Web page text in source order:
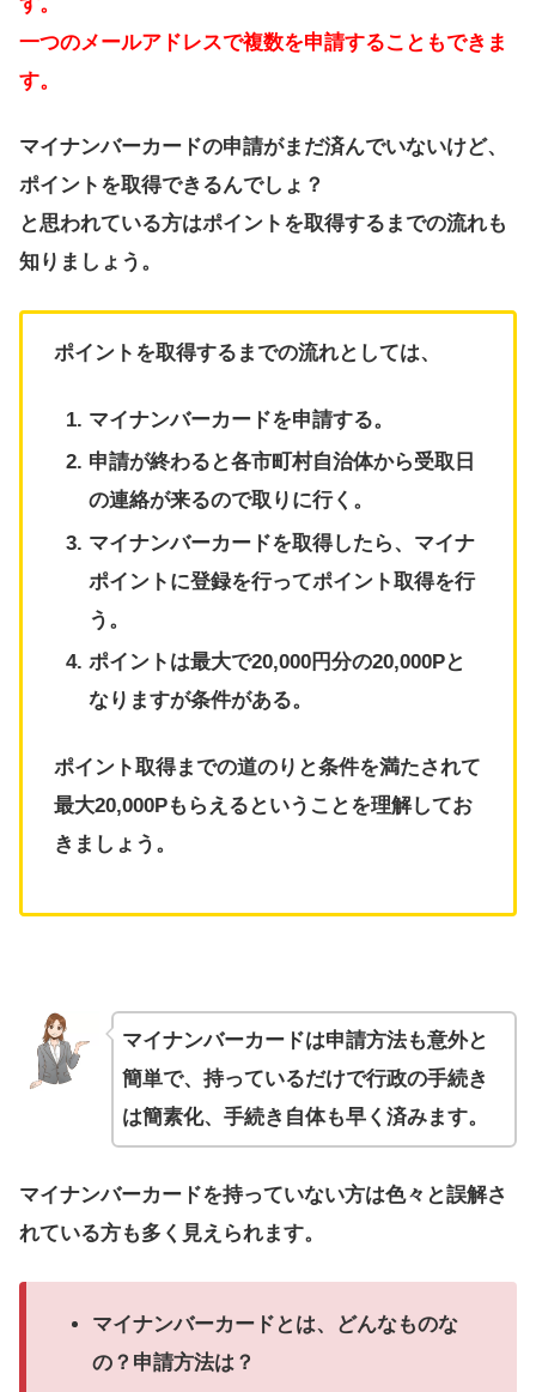
一つのメールアドレスで複数を申請することもできま
す。
マイナンバーカードの申請がまだ済んでいないけど、
ポイントを取得できるんでしょ？
と思われている方はポイントを取得するまでの流れも
知りましょう。
ポイントを取得するまでの流れとしては、
マイナンバーカードを申請する。
申請が終わると各市町村自治体から受取日
の連絡が来るので取りに行く。
マイナンバーカードを取得したら、マイナ
ポイントに登録を行ってポイント取得を行
う。
ポイントは最大で20,000円分の20,000Pと
なりますが条件がある。
ポイント取得までの道のりと条件を満たされて
最大20,000Pもらえるということを理解してお
きましょう。
マイナンバーカードは申請方法も意外と
簡単で、持っているだけで行政の手続き
は簡素化、手続き自体も早く済みます。
マイナンバーカードを持っていない方は色々と誤解さ
れている方も多く見えられます。
マイナンバーカードとは、どんなものな
の？申請方法は？